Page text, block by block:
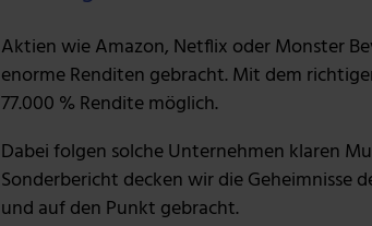
Aktien wie Amazon, Netflix oder Monster
enorme Renditen gebracht. Mit dem
77.000 % Rendite möglich.
Dabei folgen solche Unternehmen klaren
Sonderbericht decken wir die Geheimnisse
und auf den Punkt gebracht.